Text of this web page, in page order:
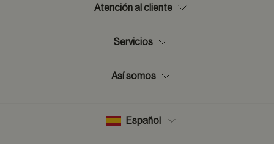
Atención al cliente
Servicios
Así somos
Español